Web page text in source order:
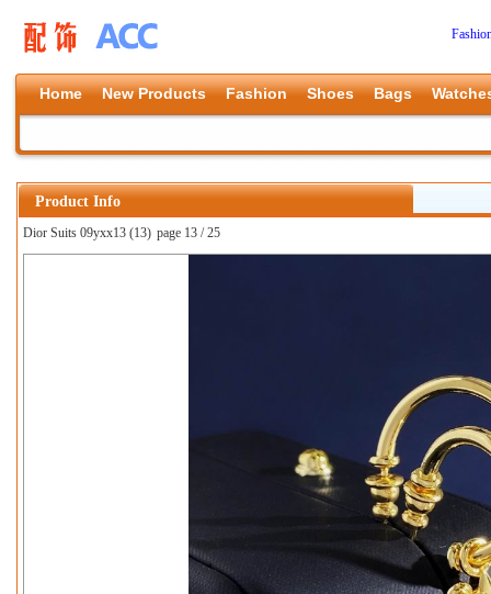
Home New Products Fashion Shoes Bags
Product Info
Dior Suits 09yxx13 (13) page 13 / 25